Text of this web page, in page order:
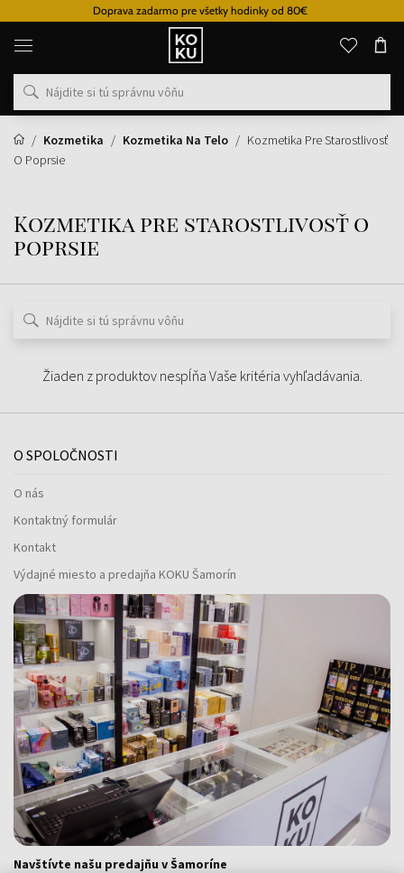
Doprava zadarmo pre všetky hodinky od 80€
Originálne
parfémy
hodinky
na
mieste
Kozmetika
Kozmetika Na Telo
Kozmetika Pre Starostlivosť
O Poprsie
Kozmetika pre starostlivosť o
poprsie
Žiaden z produktov nespĺňa Vaše kritéria vyhľadávania.
O SPOLOČNOSTI
O nás
Kontaktný formulár
Kontakt
Výdajné miesto a predajňa KOKU Šamorín
Navštívte našu predajňu v Šamoríne